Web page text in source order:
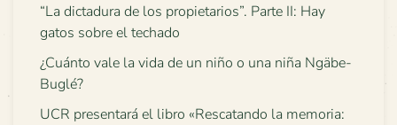
“La dictadura de los propietarios”. Parte II: Hay
gatos sobre el techado
¿Cuánto vale la vida de un niño o una niña Ngäbe-
Buglé?
UCR presentará el libro «Rescatando la memoria: